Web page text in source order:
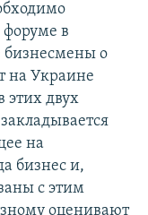
в
бизнесмены о
на Украине
этих двух
на
бизнес и,
с этим
оценивают